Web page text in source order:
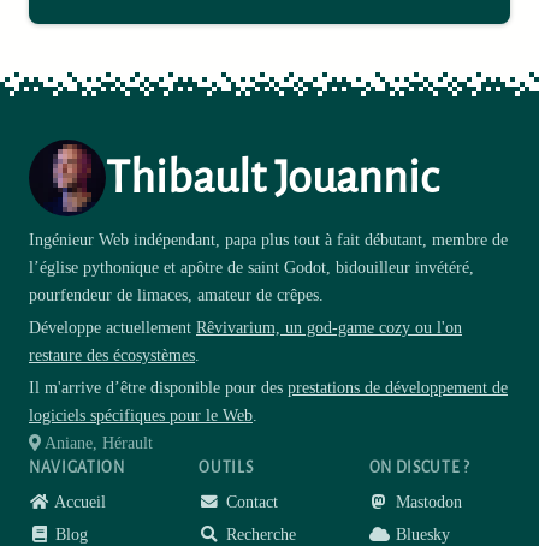
Thibault Jouannic
Ingénieur Web indépendant, papa plus tout à fait débutant, membre de
l’église pythonique et apôtre de saint Godot, bidouilleur invétéré,
pourfendeur de limaces, amateur de crêpes.
Développe actuellement Rêvivarium, un god-game cozy ou l'on
restaure des écosystèmes
Il m'arrive d’être disponible pour des prestations de développement de
logiciels spécifiques pour le Web
Aniane, Hérault
NAVIGATION
Accueil
Blog
OUTILS
Contact
Recherche
ON DISCUTE ?
Mastodon
Bluesky